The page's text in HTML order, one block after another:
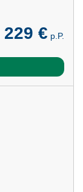
229 € p.P.